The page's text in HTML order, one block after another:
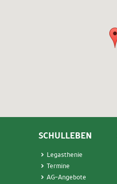
SCHULLEBEN
Legasthenie
Termine
AG-Angebote